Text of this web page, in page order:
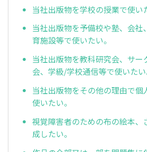
当社出版物を学校の授業で使い
当社出版物を予備校や塾、会社
育施設等で使いたい。
当社出版物を教科研究会、サー
会、学級/学校通信等で使いたい
当社出版物をその他の理由で個
使いたい。
視覚障害者のための布の絵本、
成したい。